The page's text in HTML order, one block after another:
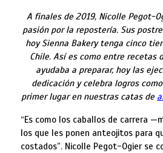
A finales de 2019, Nicolle Pegot-
pasión por la repostería. Sus
hoy Sienna Bakery tenga cinco
Chile. Así es como entre recetas
ayudaba a preparar, hoy las
dedicación y celebra logros
primer lugar en nuestras catas de
“Es como los caballos de carrera
los que les ponen anteojitos para
costados”. Nicolle Pegot-Ogier se